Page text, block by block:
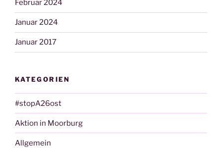
Februar 2024
Januar 2024
Januar 2017
KATEGORIEN
#stopA26ost
Aktion in Moorburg
Allgemein